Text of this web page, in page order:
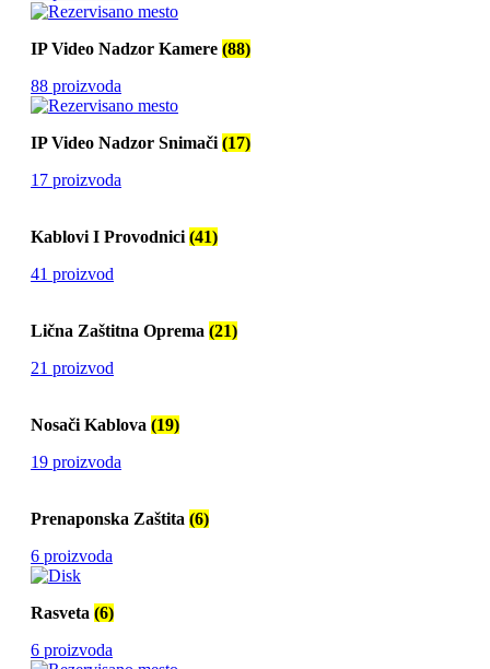
IP Video Nadzor Kamere (88)
88 proizvoda
IP Video Nadzor Snimači (17)
17 proizvoda
Kablovi I Provodnici (41)
41 proizvod
Lična Zaštitna Oprema (21)
21 proizvod
Nosači Kablova (19)
19 proizvoda
Prenaponska Zaštita (6)
6 proizvoda
Rasveta (6)
6 proizvoda